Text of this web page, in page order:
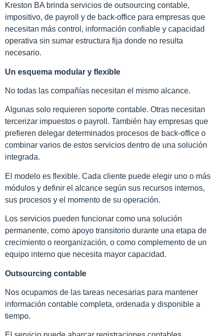
Kreston BA brinda servicios de outsourcing contable,
impositivo, de payroll y de back-office para empresas que
necesitan más control, información confiable y capacidad
operativa sin sumar estructura fija donde no resulta
necesario.
Un esquema modular y flexible
No todas las compañías necesitan el mismo alcance.
Algunas solo requieren soporte contable. Otras necesitan
tercerizar impuestos o payroll. También hay empresas que
prefieren delegar determinados procesos de back-office o
combinar varios de estos servicios dentro de una solución
integrada.
El modelo es flexible. Cada cliente puede elegir uno o más
módulos y definir el alcance según sus recursos internos,
sus procesos y el momento de su operación.
Los servicios pueden funcionar como una solución
permanente, como apoyo transitorio durante una etapa de
crecimiento o reorganización, o como complemento de un
equipo interno que necesita mayor capacidad.
Outsourcing contable
Nos ocupamos de las tareas necesarias para mantener
información contable completa, ordenada y disponible a
tiempo.